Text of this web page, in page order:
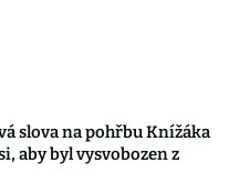
slova na pohřbu Knížáka
aby byl vysvobozen z